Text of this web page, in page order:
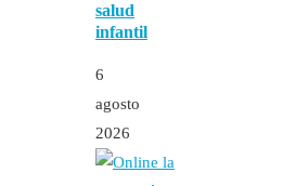
salud
infantil
6
agosto
2026